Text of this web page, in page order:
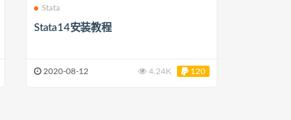
Stata
Stata14​安装教程
2020-08-12 4.24K 120